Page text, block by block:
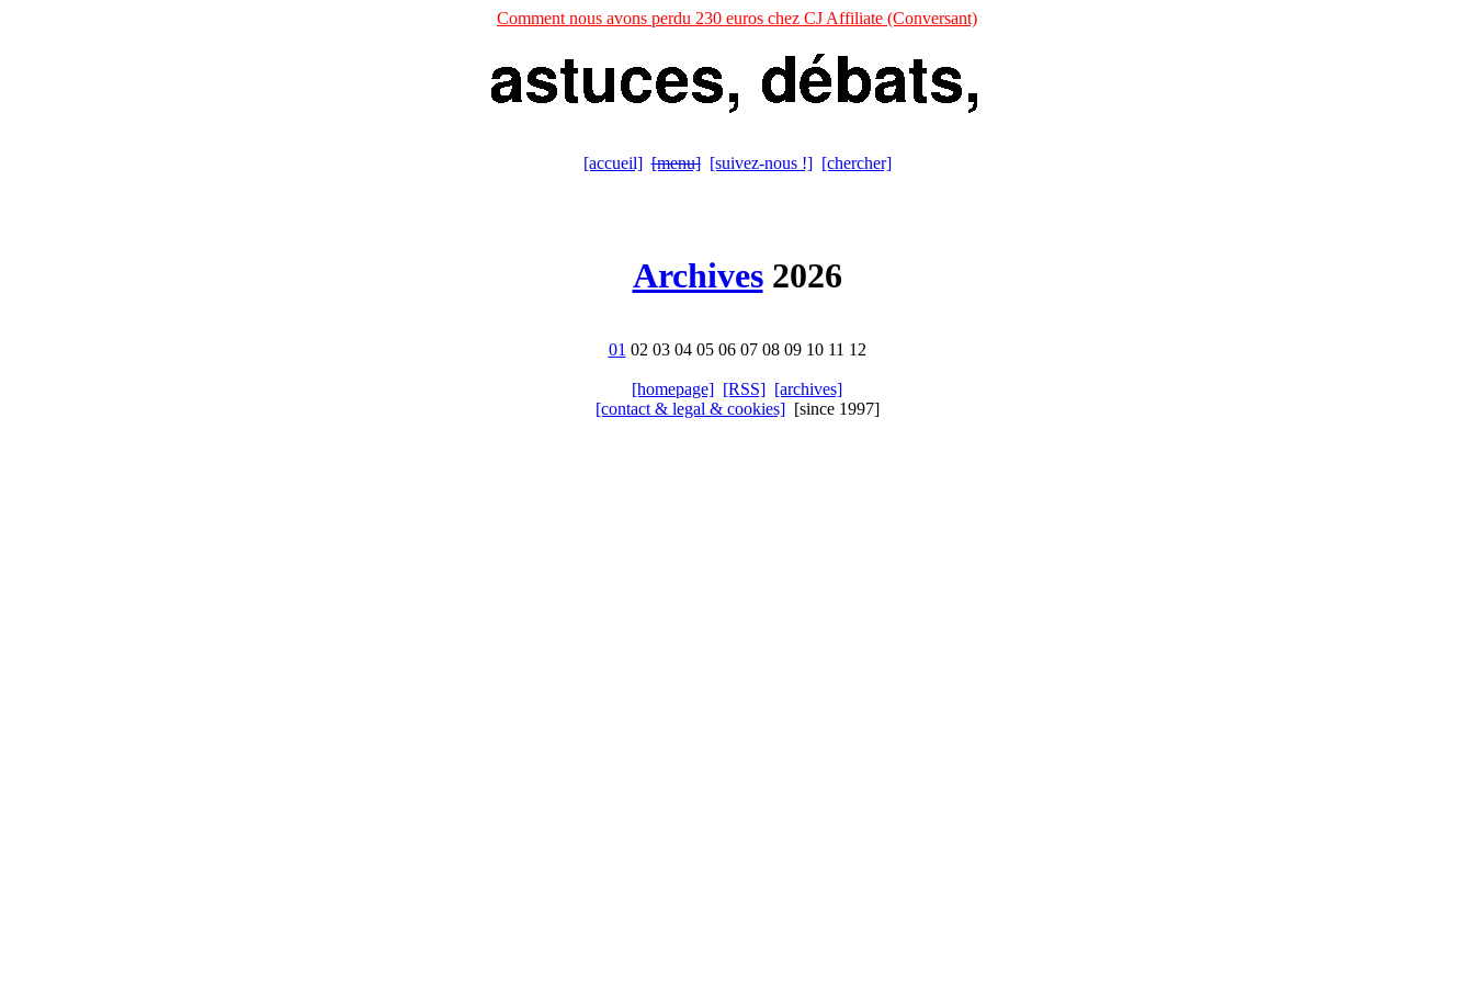
Comment nous avons perdu 230 euros chez CJ Affiliate (Conversant)
[accueil] [menu] [suivez-nous !] [chercher]
Archives2026
01 02 03 04 05 06 07 08 09 10 11 12
[homepage] [RSS] [archives]
[contact & legal & cookies][since 1997]